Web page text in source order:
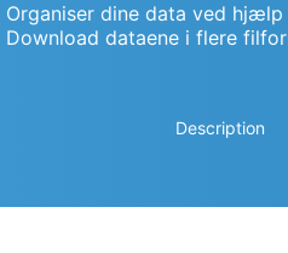
Organiser dine data ved
Download dataene i flere
Description